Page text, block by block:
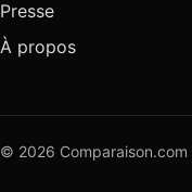
Presse
À propos
© 2026 Comparaison.com